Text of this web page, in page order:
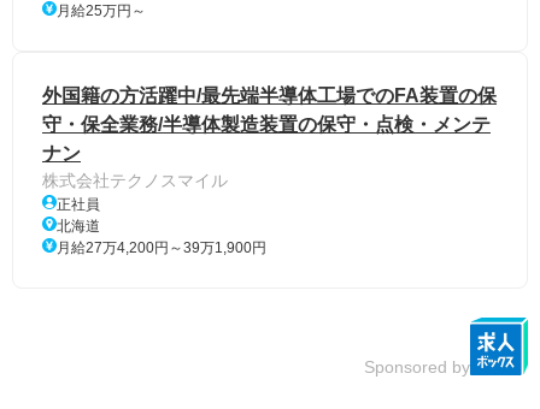
月給25万円～
外国籍の方活躍中/最先端半導体工場でのFA装置の保
守・保全業務/半導体製造装置の保守・点検・メンテ
ナン
株式会社テクノスマイル
正社員
北海道
月給27万4,200円～39万1,900円
Sponsored by